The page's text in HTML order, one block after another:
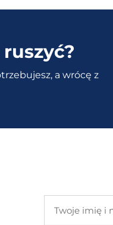
a wrócę z
imię